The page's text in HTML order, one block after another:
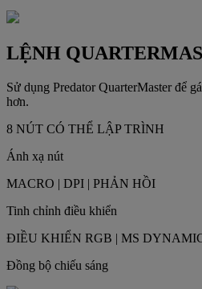
LỆNH
Sử dụng Predator QuarterMaster để
hơn.
8 NÚT CÓ THỂ LẬP TRÌNH
Ánh xạ nút
MACRO | DPI | PHẢN HỒI
Tinh chỉnh điều khiển
ĐIỀU KHIỂN RGB | MS
Đồng bộ chiếu sáng